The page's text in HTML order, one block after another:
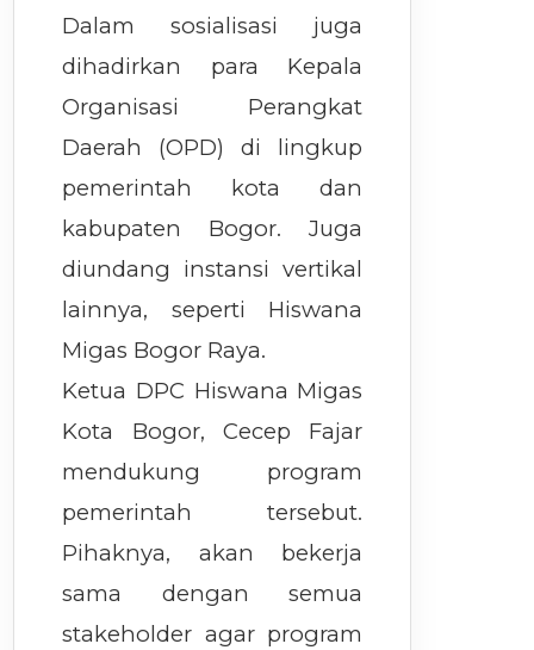
Dalam sosialisasi juga
dihadirkan para Kepala
Organisasi Perangkat
Daerah (OPD) di lingkup
pemerintah kota dan
kabupaten Bogor. Juga
diundang instansi vertikal
lainnya, seperti Hiswana
Migas Bogor Raya.
Ketua DPC Hiswana Migas
Kota Bogor, Cecep Fajar
mendukung program
pemerintah tersebut.
Pihaknya, akan bekerja
sama dengan semua
stakeholder agar program